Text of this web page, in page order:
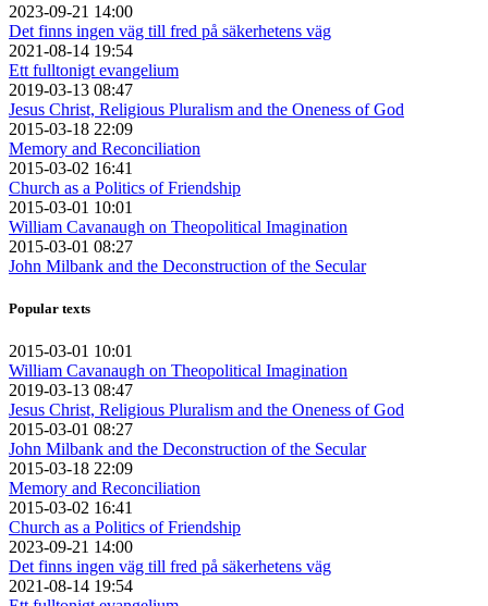
2023-09-21 14:00
Det finns ingen väg till fred på säkerhetens väg
2021-08-14 19:54
Ett fulltonigt evangelium
2019-03-13 08:47
Jesus Christ, Religious Pluralism and the Oneness of God
2015-03-18 22:09
Memory and Reconciliation
2015-03-02 16:41
Church as a Politics of Friendship
2015-03-01 10:01
William Cavanaugh on Theopolitical Imagination
2015-03-01 08:27
John Milbank and the Deconstruction of the Secular
Popular texts
2015-03-01 10:01
William Cavanaugh on Theopolitical Imagination
2019-03-13 08:47
Jesus Christ, Religious Pluralism and the Oneness of God
2015-03-01 08:27
John Milbank and the Deconstruction of the Secular
2015-03-18 22:09
Memory and Reconciliation
2015-03-02 16:41
Church as a Politics of Friendship
2023-09-21 14:00
Det finns ingen väg till fred på säkerhetens väg
2021-08-14 19:54